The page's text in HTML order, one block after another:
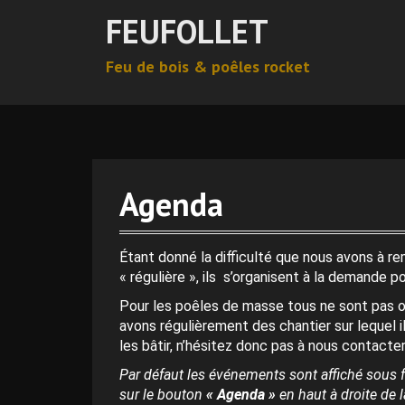
FEUFOLLET
Feu de bois & poêles rocket
Agenda
Étant donné la difficulté que nous avons à
« régulière », ils s’organisent à la demande
Pour les poêles de masse tous ne sont pas
avons régulièrement des chantier sur
les bâtir, n’hésitez donc pas à nous
Par défaut les événements sont affiché
sur le bouton « Agenda » en haut à droite de